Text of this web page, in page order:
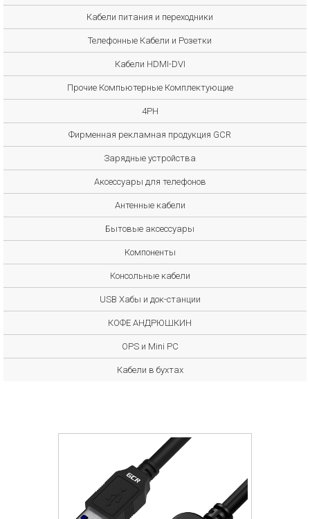
Кабели питания и переходники
Телефонные Кабели и Розетки
Кабели HDMI-DVI
Прочие Компьютерные Комплектующие
4PH
Фирменная рекламная продукция GCR
Зарядные устройства
Аксессуары для телефонов
Антенные кабели
Бытовые аксессуары
Компоненты
Консольные кабели
USB Хабы и док-станции
КОФЕ АНДРЮШКИН
OPS и Mini PC
Кабели в бухтах